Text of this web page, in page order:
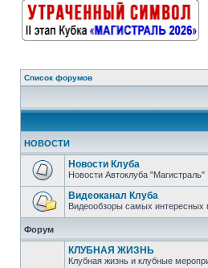
Список форумов
НОВОСТИ
Новости Клуба
Новости Автоклуба "Магистраль"
Видеоканал Клуба
Видеообзоры самых интересных
Форум
КЛУБНАЯ ЖИЗНЬ
Клубная жизнь и клубные